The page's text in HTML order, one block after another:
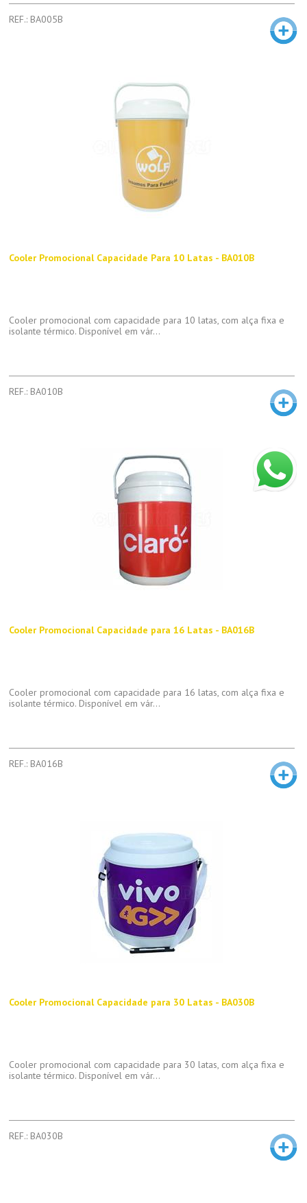
REF.: BA005B
Cooler Promocional Capacidade Para 10 Latas - BA010B
Cooler promocional com capacidade para 10 latas, com alça fixa e
isolante térmico. Disponível em vár...
REF.: BA010B
Cooler Promocional Capacidade para 16 Latas - BA016B
Cooler promocional com capacidade para 16 latas, com alça fixa e
isolante térmico. Disponível em vár...
REF.: BA016B
Cooler Promocional Capacidade para 30 Latas - BA030B
Cooler promocional com capacidade para 30 latas, com alça fixa e
isolante térmico. Disponível em vár...
REF.: BA030B